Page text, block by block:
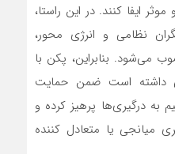
ایفا کنند. در این راستا،
نظامی و انرژی محور،
می‌شود. بنابراین، پکن با
داشته است ضمن حمایت
به درگیری‌ها پرهیز کرده و
میانجی یا متعادل کننده